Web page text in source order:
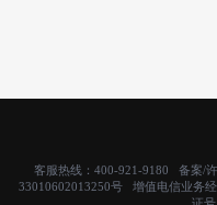
客服热线：400-921-9180 备案/
33010602013250号 增值电信业务